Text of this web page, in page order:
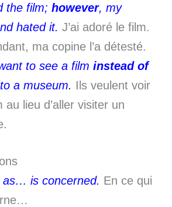
the film; however, my
hated it. J’ai adoré le film.
ma copine l’a détesté.
to see a film instead of
a museum. Ils veulent voir
au lieu d’aller visiter un
as… is concerned. En ce qui